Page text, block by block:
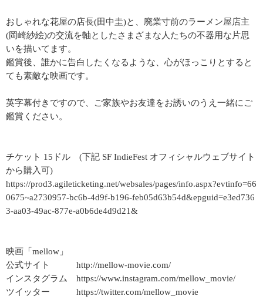
おしゃれな花屋の店長(田中圭)と、廃業寸前のラーメン屋店主
(岡崎紗絵)の交流を軸としたさまざまな人たちの不器用な片思
いを描いてます。
鑑賞後、誰かに告白したくなるような、心がほっこりとすると
ても素敵な映画です。
英字幕付きですので、ご家族やお友達をお誘いのうえ一緒にご
鑑賞ください。
チケット 15ドル (下記 SF IndieFest オフィシャルウェブサイト
から購入可)
https://prod3.agileticketing.net/websales/pages/info.aspx?evtinfo=66
0675~a2730957-bc6b-4d9f-b196-feb05d63b54d&epguid=e3ed736
3-aa03-49ac-877e-a0b6de4d9d21&
映画「mellow」
公式サイト http://mellow-movie.com/
インスタグラム https://www.instagram.com/mellow_movie/
ツイッター https://twitter.com/mellow_movie